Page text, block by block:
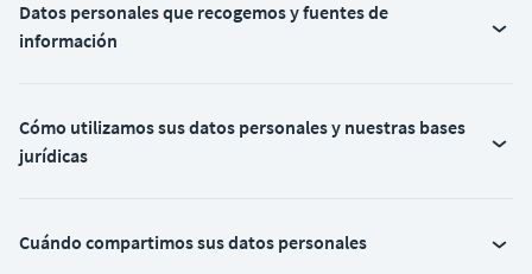
Datos personales que recogemos y fuentes de
información
Cómo utilizamos sus datos personales y nuestras bases
jurídicas
Cuándo compartimos sus datos personales